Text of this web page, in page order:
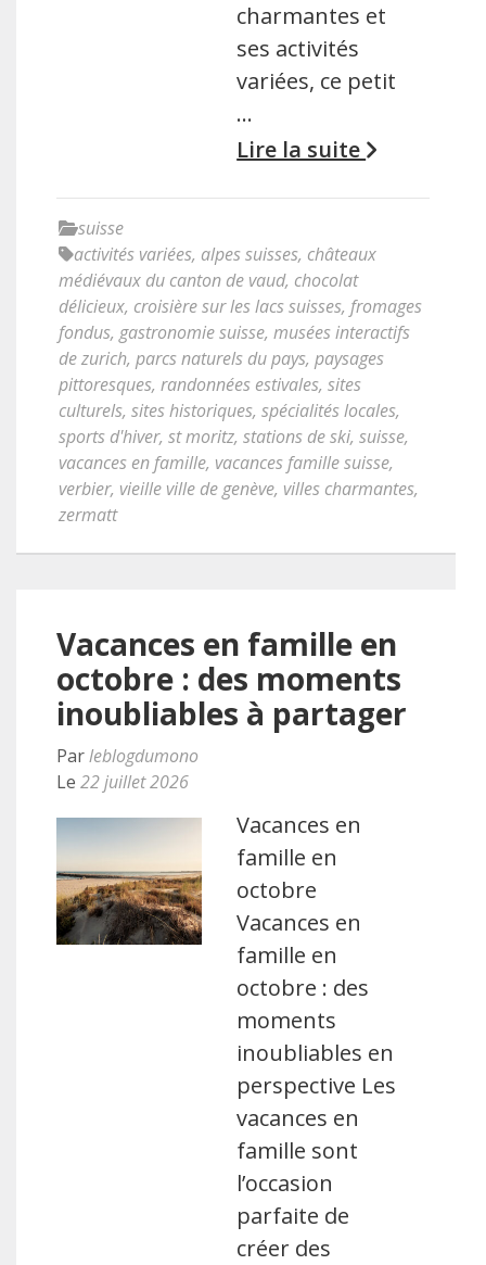
charmantes et
ses activités
variées, ce petit
…
Lire la suite
suisse
activités variées, alpes suisses, châteaux
médiévaux du canton de vaud, chocolat
délicieux, croisière sur les lacs suisses, fromages
fondus, gastronomie suisse, musées interactifs
de zurich, parcs naturels du pays, paysages
pittoresques, randonnées estivales, sites
culturels, sites historiques, spécialités locales,
sports d'hiver, st moritz, stations de ski, suisse,
vacances en famille, vacances famille suisse,
verbier, vieille ville de genève, villes charmantes,
zermatt
Vacances en famille en
octobre : des moments
inoubliables à partager
Parleblogdumono
Le 22 juillet 2026
Vacances en
famille en
octobre
Vacances en
famille en
octobre : des
moments
inoubliables en
perspective Les
vacances en
famille sont
l’occasion
parfaite de
créer des